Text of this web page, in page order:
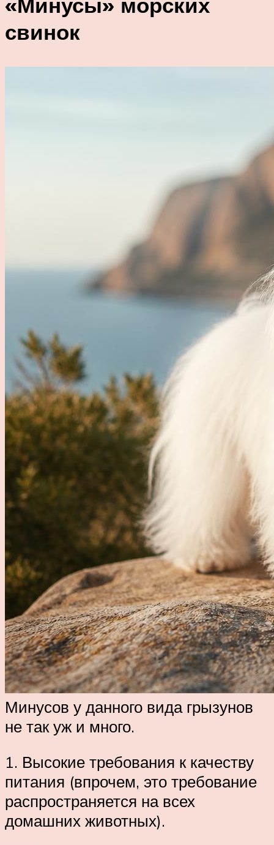
свинок
Минусов у данного вида грызунов
не так уж и много.
1. Высокие требования к качеству
питания (впрочем, это требование
распространяется на всех
домашних животных).